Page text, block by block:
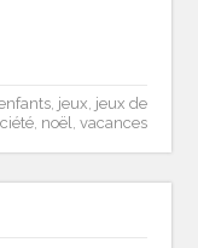
, jeux, jeux de
, noël, vacances